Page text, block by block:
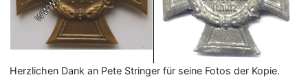
Herzlichen Dank an Pete Stringer für seine Fotos der Kopie.